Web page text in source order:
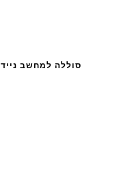
סוללה למחשב נייד